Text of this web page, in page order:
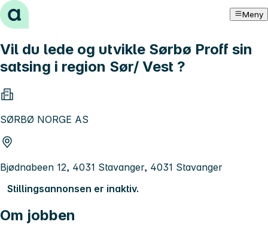
Hopp til innhold Meny
Vil du lede og utvikle Sørbø Proff sin
satsing i region Sør/ Vest ?
SØRBØ NORGE AS
Bjødnabeen 12, 4031 Stavanger, 4031 Stavanger
Stillingsannonsen er inaktiv.
Om jobben